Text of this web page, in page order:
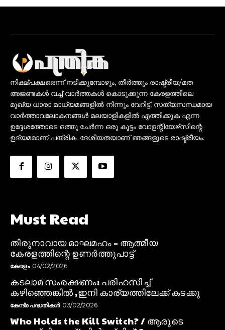
നിക്ഷ്പക്ഷരെന്ന് നടിക്കുമ്പോഴും, തീർത്തും രാഷ്ട്രീയ/മത
അജണ്ടകൾ വച്ച് വാർത്തകൾ കൊടുക്കുന്ന കേരളത്തിലെ
മുഖ്യ ധാരാ മാധ്യമങ്ങളിൽ നിന്നും വേറിട്ട്, സത്യസന്ധമായ
വാർത്താവലോകനങ്ങൾ മലയാളികളിൽ എത്തിക്കുക എന്ന
ഉദ്ദേശത്തോടെ ഒത്തു ചേർന്ന ഒരു കൂട്ടം വോളന്റിയേഴ്‌സിന്റെ
ഉദ്യമമാണ് പത്രിക. ദേശീയതയാണ് ഞങ്ങളുടെ രാഷ്ട്രീയം.
Must Read
തിരുനാവായ മാഘമഹം – ആത്മീയ
കേരളത്തിന്റെ ഉണർത്തുപാട്ട്
കേരളം 04/02/2026
കടലാമ സംരക്ഷണം: പരിഹസിച്ച്
കഴിഞ്ഞെങ്കിൽ ,ഇനി കാര്യത്തിലേക്ക് കടക്കു
കേന്ദ്ര പദ്ധതികൾ 03/02/2026
Who Holds the Kill Switch? / ആരുടെ